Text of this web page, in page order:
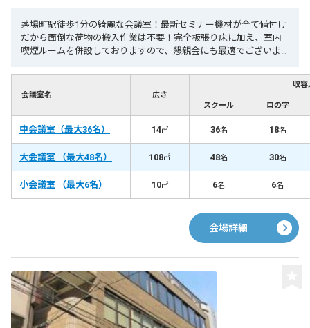
茅場町駅徒歩1分の綺麗な会議室！最新セミナー機材が全て備付け
だから面倒な荷物の搬入作業は不要！完全板張り床に加え、室内
喫煙ルームを併設しておりますので、懇親会にも最適でございま
で決まり！
会議室名 広さ
収容
スクール ロの字
中会議室（最大36名） 14㎡ 36名 18名
大会議室 （最大48名） 108㎡ 48名 30名
小会議室 （最大6名） 10㎡ 6名 6名
会場詳細